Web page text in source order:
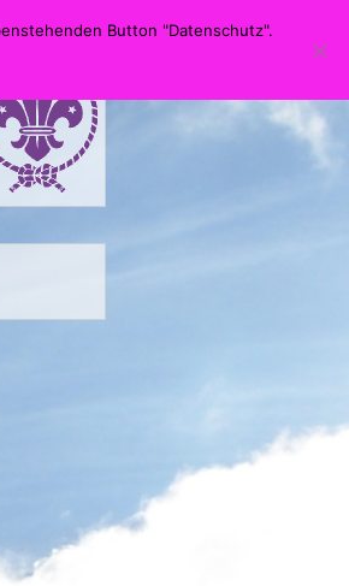
Button "Datenschutz".